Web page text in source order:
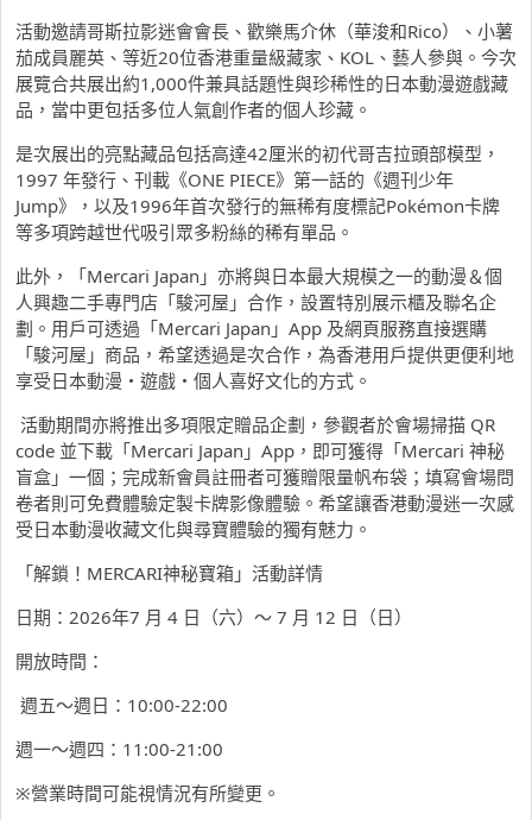
活動邀請哥斯拉影迷會會長、歡樂馬介休（華浚和Rico）、小薯
茄成員麗英、等近20位香港重量級藏家、KOL、藝人參與。今次
展覽合共展出約1,000件兼具話題性與珍稀性的日本動漫遊戲藏
品，當中更包括多位人氣創作者的個人珍藏。
是次展出的亮點藏品包括高達42厘米的初代哥吉拉頭部模型，
1997 年發行、刊載《ONE PIECE》第一話的《週刊少年
Jump》，以及1996年首次發行的無稀有度標記Pokémon卡牌
等多項跨越世代吸引眾多粉絲的稀有單品。
此外，「Mercari Japan」亦將與日本最大規模之一的動漫＆個
人興趣二手專門店「駿河屋」合作，設置特別展示櫃及聯名企
劃。用戶可透過「Mercari Japan」App 及網頁服務直接選購
「駿河屋」商品，希望透過是次合作，為香港用戶提供更便利地
享受日本動漫・遊戲・個人喜好文化的方式。
活動期間亦將推出多項限定贈品企劃，參觀者於會場掃描 QR
code 並下載「Mercari Japan」App，即可獲得「Mercari 神秘
盲盒」一個；完成新會員註冊者可獲贈限量帆布袋；填寫會場問
卷者則可免費體驗定製卡牌影像體驗。希望讓香港動漫迷一次感
受日本動漫收藏文化與尋寶體驗的獨有魅力。
「解鎖！MERCARI神秘寶箱」活動詳情
日期：2026年7 月 4 日（六）～ 7 月 12 日（日）
開放時間：
週五～週日：10:00-22:00
週一～週四：11:00-21:00
※營業時間可能視情況有所變更。